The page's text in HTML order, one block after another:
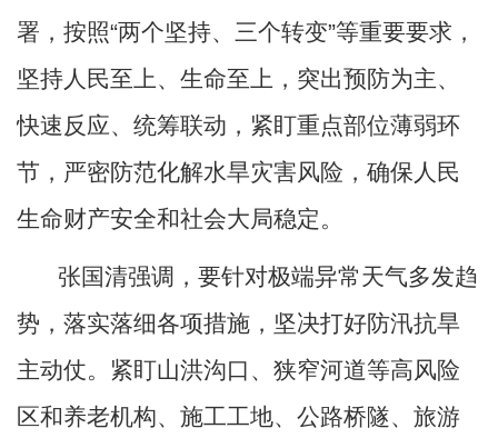
署，按照“两个坚持、三个转变”等重要要求，
坚持人民至上、生命至上，突出预防为主、
快速反应、统筹联动，紧盯重点部位薄弱环
节，严密防范化解水旱灾害风险，确保人民
生命财产安全和社会大局稳定。
张国清强调，要针对极端异常天气多发趋
势，落实落细各项措施，坚决打好防汛抗旱
主动仗。紧盯山洪沟口、狭窄河道等高风险
区和养老机构、施工工地、公路桥隧、旅游